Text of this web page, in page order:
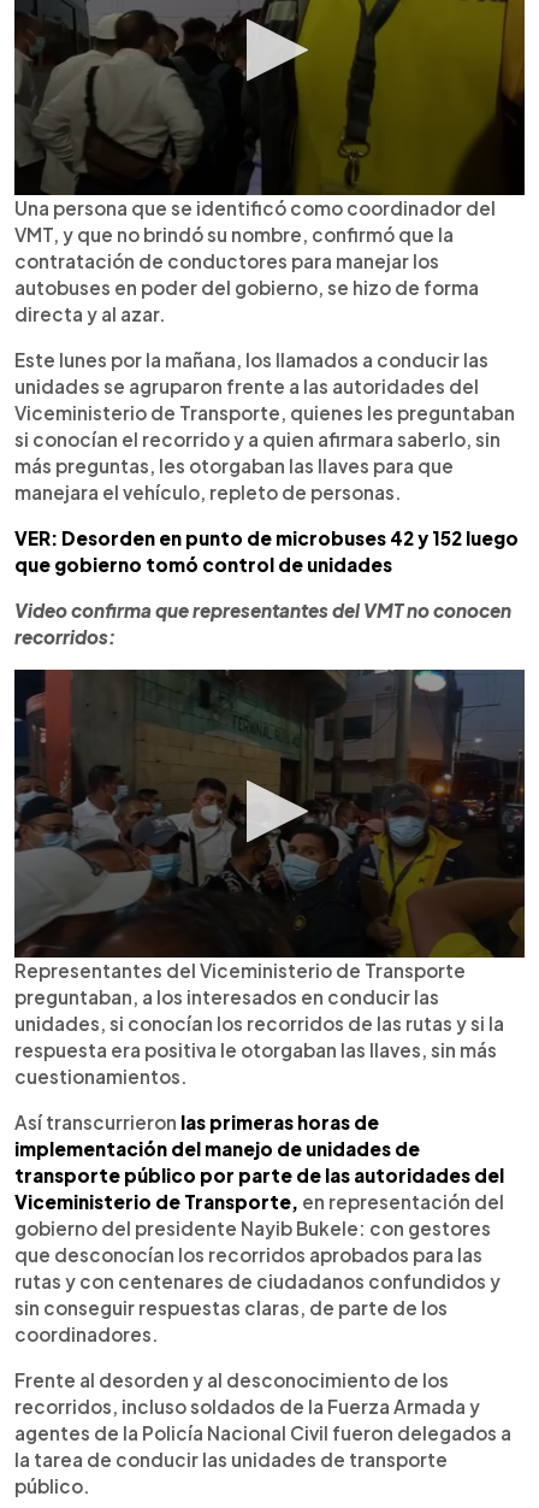
Una persona que se identificó como coordinador del
VMT, y que no brindó su nombre, confirmó que la
contratación de conductores para manejar los
autobuses en poder del gobierno, se hizo de forma
directa y al azar.
Este lunes por la mañana, los llamados a conducir las
unidades se agruparon frente a las autoridades del
Viceministerio de Transporte, quienes les preguntaban
si conocían el recorrido y a quien afirmara saberlo, sin
más preguntas, les otorgaban las llaves para que
manejara el vehículo, repleto de personas.
VER: Desorden en punto de microbuses 42 y 152 luego
que gobierno tomó control de unidades
Video confirma que representantes del VMT no conocen
recorridos:
Representantes del Viceministerio de Transporte
preguntaban, a los interesados en conducir las
unidades, si conocían los recorridos de las rutas y si la
respuesta era positiva le otorgaban las llaves, sin más
cuestionamientos.
Así transcurrieron las primeras horas de
implementación del manejo de unidades de
transporte público por parte de las autoridades del
Viceministerio de Transporte, en representación del
gobierno del presidente Nayib Bukele: con gestores
que desconocían los recorridos aprobados para las
rutas y con centenares de ciudadanos confundidos y
sin conseguir respuestas claras, de parte de los
coordinadores.
Frente al desorden y al desconocimiento de los
recorridos, incluso soldados de la Fuerza Armada y
agentes de la Policía Nacional Civil fueron delegados a
la tarea de conducir las unidades de transporte
público.